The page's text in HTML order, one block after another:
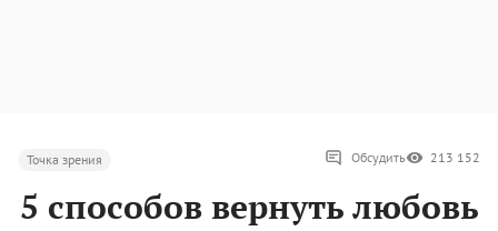
Точка зрения Обсудить 213 152
5 способов вернуть любовь